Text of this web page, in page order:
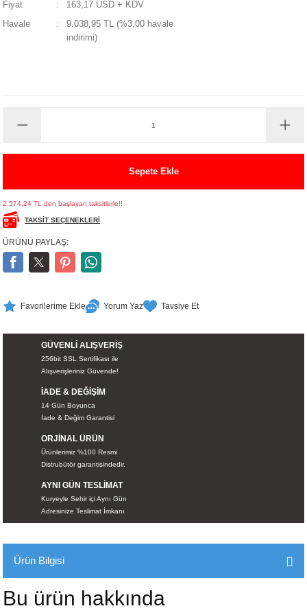
2 AKSESUAR
Fiyat
163,17 USD + KDV
Havale
9.038,95 TL (%3,00 havale
indirimi)
Sepete Ekle
2.574,24 TL den başlayan taksitlerle!!
TAKSİT SEÇENEKLERİ
ÜRÜNÜ PAYLAŞ:
Yorum Yaz Tavsiye Et
GÜVENLİ ALIŞVERİŞ
256bit SSL Sertifikası ile
Alışverişleriniz Güvende!
İADE & DEĞİŞİM
14 Gün Boyunca
İade & Değim Garantisi
ORJİNAL ÜRÜN
Ürünlerimiz %100 Resmi
Distrubütör garantisindedir.
AYNI GÜN TESLİMAT
Kuryeyle Sehir içi Aynı Gün
Adresinize Teslimat İmkanı
Ürün Bilgisi
Bu ürün hakkında